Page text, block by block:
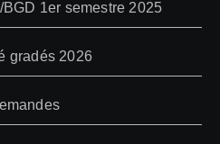
1er semestre 2025
gradés 2026